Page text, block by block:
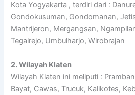
Kota Yogyakarta , terdiri dari :
Gondokusuman, Gondomanan,
Mantrijeron, Mergangsan,
Tegalrejo, Umbulharjo, Wirobrajan
2. Wilayah Klaten
Wilayah Klaten ini meliputi :
Bayat, Cawas, Trucuk, Kalikotes,